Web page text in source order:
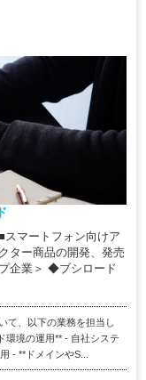
マートフォン向けア
ター商品の開発、発売
企業＞ ◆ブシロード
て、以下の業務を担当し
環境の運用** - 自社システ
- **ドメインやS...